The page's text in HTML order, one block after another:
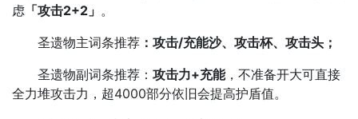
虑 「攻击2+2」 。
圣遗物主词条推荐 ：攻击/充能沙、攻击杯、攻击头；
圣遗物副词条推荐： 攻击力+充能，不准备开大可直接
全力堆攻击力，超4000部分依旧会提高护盾值。